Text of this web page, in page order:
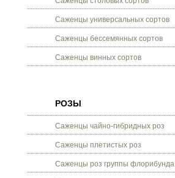
Саженцы универсальных сортов
Саженцы бессемянных сортов
Саженцы винных сортов
РОЗЫ
Саженцы чайно-гибридных роз
Саженцы плетистых роз
Саженцы роз группы флорибунда